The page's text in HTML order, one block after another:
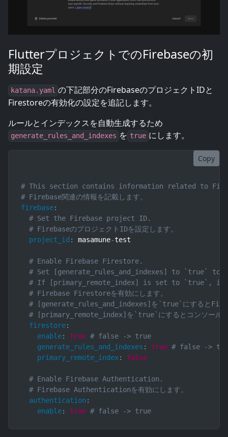
FlutterプロジェクトでのFirebaseの初
期設定
katana.yaml の下記部分のFirebaseのプロジェクトIDと
Firestoreの有効化の設定を追記します。
ルールとインデックスを自動生成するため
generate_rules_and_indexes を true にします。
Copy
# This section contains information related to
# Firebase関連の情報を記載します。
firebase:
# Set the Firebase project ID.
# FirebaseのプロジェクトIDを設定します。
project_id : masamune-test
# Enable Firebase Firestore.
# Set [generate_rules_and_indexes] to `true`
# If [primary_remote_index] is set to `true`,
# Firebase Firestoreを有効にします。
# [generate_rules_and_indexes]を`true`にすると
# [primary_remote_index]を`true`にするとコンソール上
firestore:
enable: true # false -> true
generate_rules_and_indexes : true # false ->
primary_remote_index: false
# Enable Firebase Authentication.
# Firebase Authenticationを有効にします。
authentication :
enable: true # false -> true